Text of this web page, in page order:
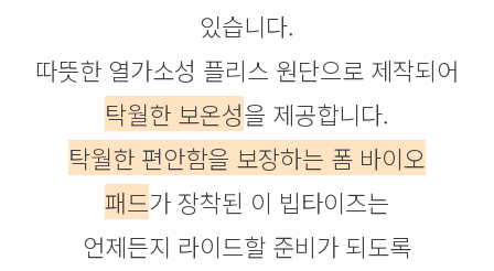
있습니다.
따뜻한 열가소성 플리스 원단으로 제작되어
탁월한 보온성을 제공합니다.
탁월한 편안함을 보장하는 폼 바이오
패드가 장착된 이 빕타이즈는
언제든지 라이드할 준비가 되도록